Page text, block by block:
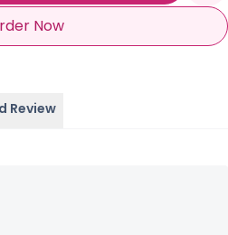
Now
Review